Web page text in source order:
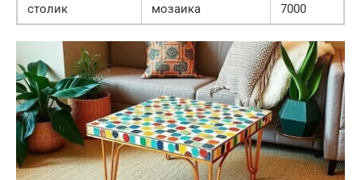
столик
мозаика
7000